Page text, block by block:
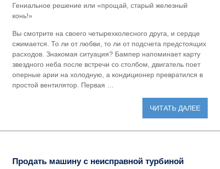
Гениальное решение или «прощай, старый железный
конь!»
Вы смотрите на своего четырехколесного друга, и сердце
сжимается. То ли от любви, то ли от подсчета предстоящих
расходов. Знакомая ситуация? Бампер напоминает карту
звездного неба после встречи со столбом, двигатель поет
оперные арии на холодную, а кондиционер превратился в
простой вентилятор. Первая …
ЧИТАТЬ ДАЛЕЕ
Продать машину с неисправной турбиной